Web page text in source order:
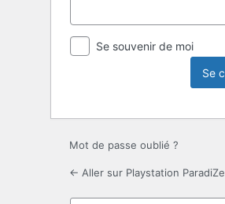
Se souvenir de moi
Mot de passe oublié ?
← Aller sur Playstation ParadiZe